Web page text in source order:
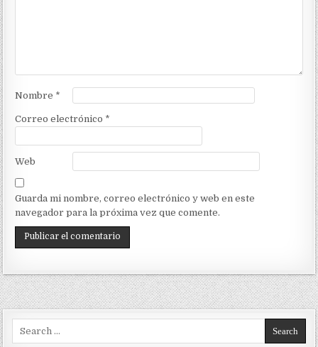
Nombre *
Correo electrónico *
Web
Guarda mi nombre, correo electrónico y web en este
navegador para la próxima vez que comente.
Search for: